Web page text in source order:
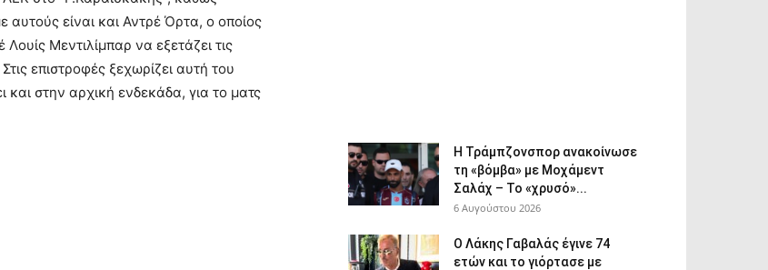
είναι και Αντρέ Όρτα, ο οποίος
Μεντιλίμπαρ να εξετάζει τις
επιστροφές ξεχωρίζει αυτή του
και στην αρχική ενδεκάδα, για το ματς
Η Τράμπζονσπορ ανακοίνωσε
τη «βόμβα» με Μοχάμεντ
Σαλάχ – Το «χρυσό»...
6 Αυγούστου 2026
Ο Λάκης Γαβαλάς έγινε 74
ετών και το γιόρτασε με